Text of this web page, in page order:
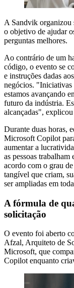
A Sandvik organizou
o objetivo de ajudar
perguntas melhores.
Ao contrário de um
código, o evento se
e instruções dadas
negócios. "Iniciativas
estamos avançando
futuro da indústria.
alcançadas",
Durante duas horas,
Microsoft Copilot
aumentar a
as pessoas
acordo com o grau
tangível que criam,
ser ampliadas em
A fórmula de
solicitação
O evento foi aberto
Afzal, Arquiteto de
Microsoft, que
Copilot enquanto